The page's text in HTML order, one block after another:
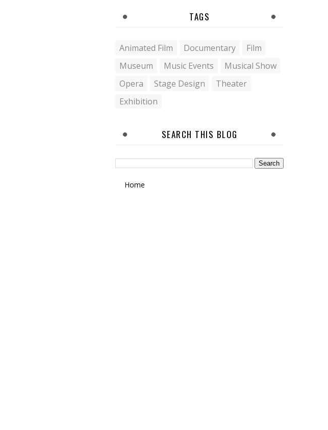
TAGS
Animated Film Documentary
Film
Museum
Music Events
Musical Show
Opera
Stage Design
Theater
Еxhibition
SEARCH THIS BLOG
Home